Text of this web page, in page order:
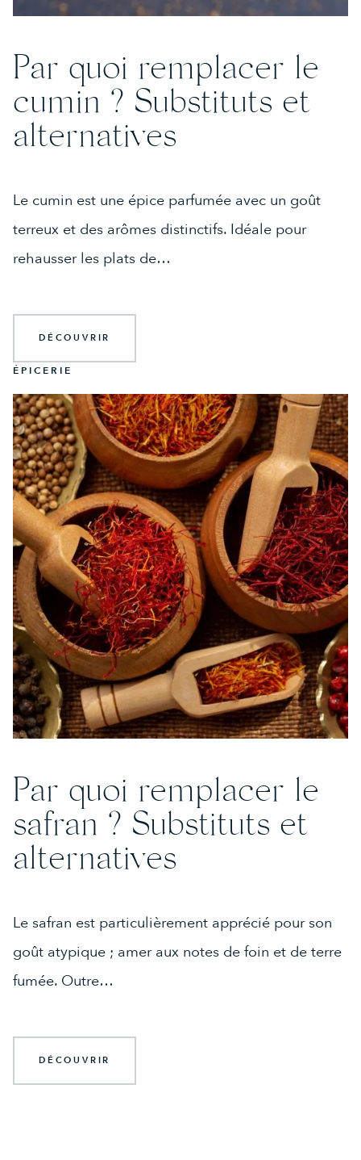
Par quoi remplacer le
cumin ? Substituts et
alternatives
Le cumin est une épice parfumée avec un goût
terreux et des arômes distinctifs. Idéale pour
rehausser les plats de…
DÉCOUVRIR
ÉPICERIE
Par quoi remplacer le
safran ? Substituts et
alternatives
Le safran est particulièrement apprécié pour son
goût atypique ; amer aux notes de foin et de terre
fumée. Outre…
DÉCOUVRIR